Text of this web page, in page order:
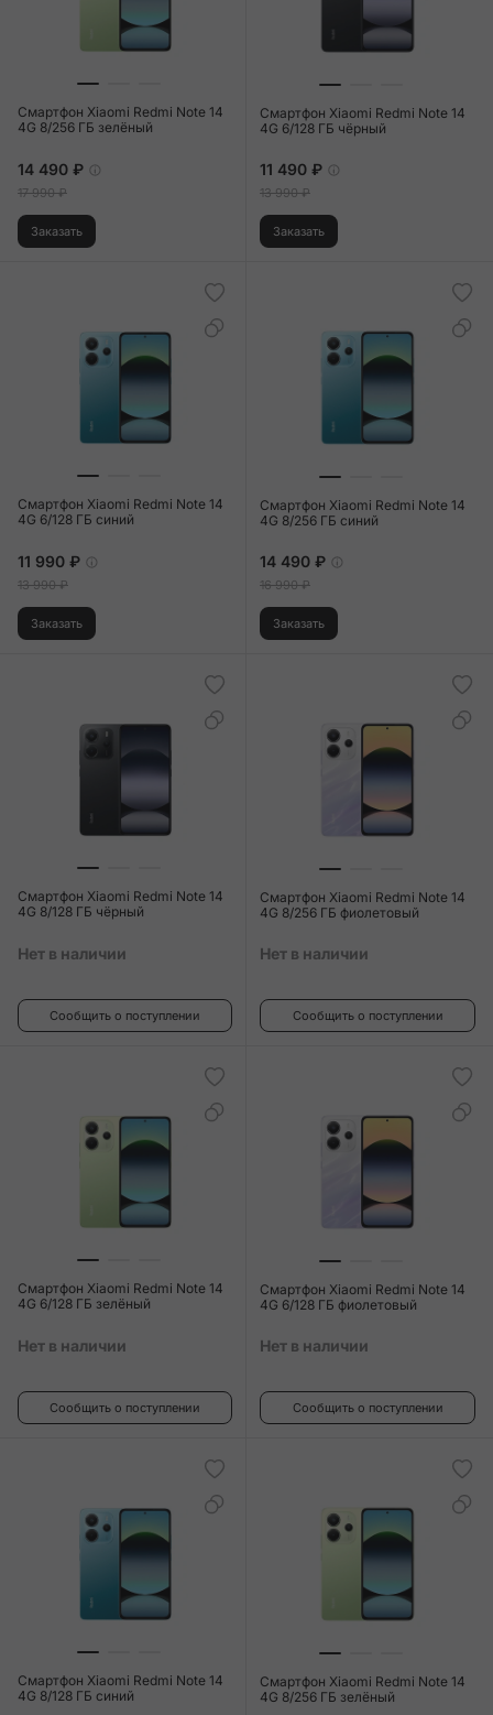
Смартфон Xiaomi Redmi Note 14
4G 8/256 ГБ зелёный
14 490 ₽
17 990 ₽
Заказать
Смартфон Xiaomi Redmi Note 14
4G 6/128 ГБ чёрный
11 490 ₽
13 990 ₽
Заказать
Смартфон Xiaomi Redmi Note 14
4G 6/128 ГБ синий
11 990 ₽
13 990 ₽
Заказать
Смартфон Xiaomi Redmi Note 14
4G 8/256 ГБ синий
14 490 ₽
16 990 ₽
Заказать
Смартфон Xiaomi Redmi Note 14
4G 8/128 ГБ чёрный
Нет в наличии
Сообщить о поступлении
Смартфон Xiaomi Redmi Note 14
4G 8/256 ГБ фиолетовый
Нет в наличии
Сообщить о поступлении
Смартфон Xiaomi Redmi Note 14
4G 6/128 ГБ зелёный
Нет в наличии
Сообщить о поступлении
Смартфон Xiaomi Redmi Note 14
4G 6/128 ГБ фиолетовый
Нет в наличии
Сообщить о поступлении
Смартфон Xiaomi Redmi Note 14
4G 8/128 ГБ синий
Смартфон Xiaomi Redmi Note 14
4G 8/256 ГБ зелёный